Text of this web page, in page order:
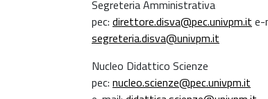
Segreteria Amministrativa
pec: direttore.disva@pec.univpm.it e-
segreteria.disva@univpm.it
Nucleo Didattico Scienze
pec: nucleo.scienze@pec.univpm.it